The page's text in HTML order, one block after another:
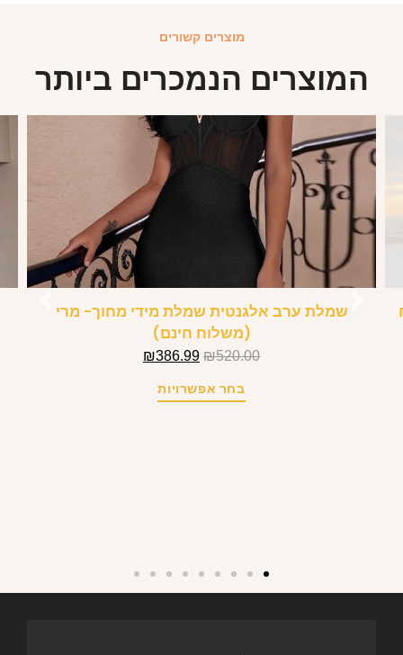
מוצרים קשורים
המוצרים הנמכרים ביותר
שמלת ערב אלגנטית שמלת מידי מחוך- מרי
(משלוח חינם)
₪520.00
₪386.99
בחר אפשרויות